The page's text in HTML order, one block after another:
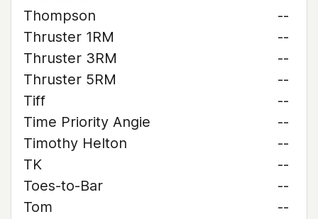
Thompson
--
Thruster 1RM
--
Thruster 3RM
--
Thruster 5RM
--
Tiff
--
Time Priority Angie
--
Timothy Helton
--
TK
--
Toes-to-Bar
--
Tom
--